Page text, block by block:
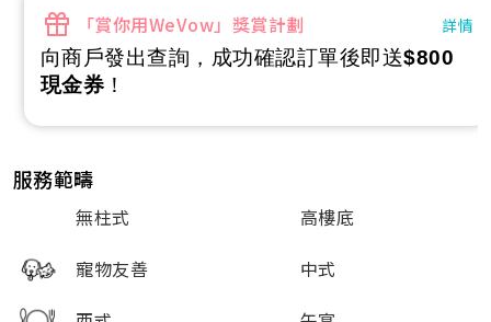
「賞你用WeVow」獎賞計劃 詳情
向商戶發出查詢，成功確認訂單後即送$800
現金券 ！
服務範疇
無柱式
高樓底
寵物友善
中式